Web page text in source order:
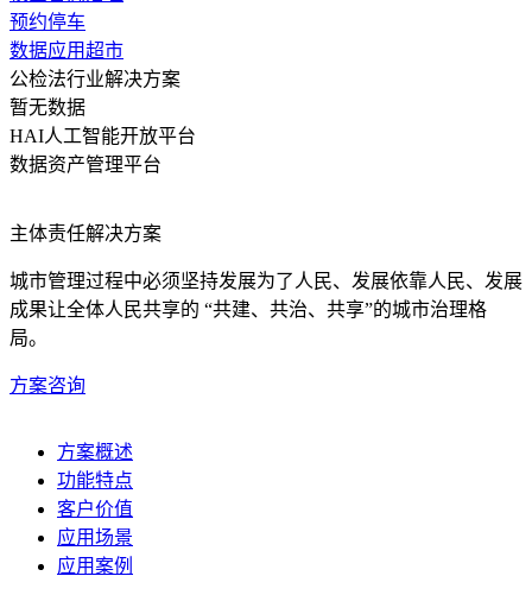
预约停车
数据应用超市
公检法行业解决方案
暂无数据
HAI人工智能开放平台
数据资产管理平台
主体责任解决方案
城市管理过程中必须坚持发展为了人民、发展依靠人民、发展
成果让全体人民共享的 “共建、共治、共享”的城市治理格
局。
方案咨询
方案概述
功能特点
客户价值
应用场景
应用案例